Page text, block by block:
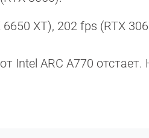
XT), 202 fps (RTX
Intel ARC A770 отстает.